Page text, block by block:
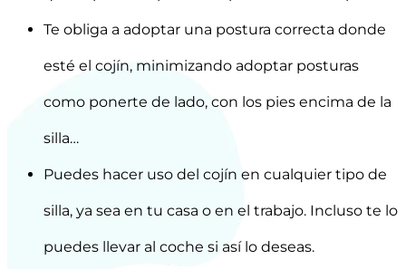
Te obliga a adoptar una postura correcta donde
esté el cojín, minimizando adoptar posturas
como ponerte de lado, con los pies encima de la
silla…
Puedes hacer uso del cojín en cualquier tipo de
silla, ya sea en tu casa o en el trabajo. Incluso te lo
puedes llevar al coche si así lo deseas.